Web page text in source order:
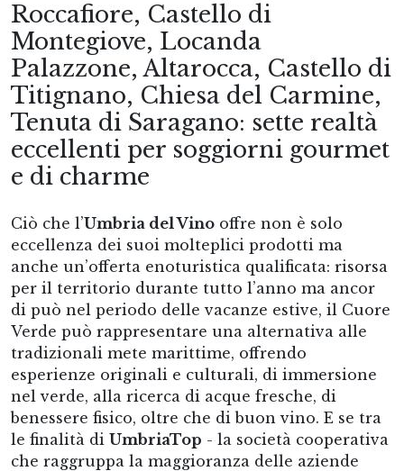
Roccafiore, Castello di
Montegiove, Locanda
Palazzone, Altarocca, Castello di
Titignano, Chiesa del Carmine,
Tenuta di Saragano: sette realtà
eccellenti per soggiorni gourmet
e di charme
Ciò che l’Umbria del Vino offre non è solo
eccellenza dei suoi molteplici prodotti ma
anche un’offerta enoturistica qualificata: risorsa
per il territorio durante tutto l’anno ma ancor
di può nel periodo delle vacanze estive, il Cuore
Verde può rappresentare una alternativa alle
tradizionali mete marittime, offrendo
esperienze originali e culturali, di immersione
nel verde, alla ricerca di acque fresche, di
benessere fisico, oltre che di buon vino. E se tra
le finalità di UmbriaTop - la società cooperativa
che raggruppa la maggioranza delle aziende